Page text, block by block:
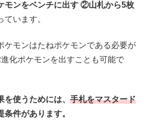
モンをベンチに出す ②山札から5枚
ています。
ケモンはたねポケモンである必要が
化ポケモンを出すことも可能で
使うためには、 手札をマスタード
条件があります。